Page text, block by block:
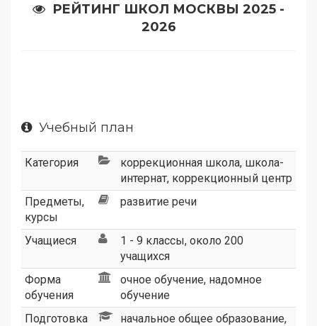
РЕЙТИНГ ШКОЛ МОСКВЫ 2025 -
2026
Учебный план
Категория коррекционная школа, школа-
интернат, коррекционный центр
Предметы,
курсы
развитие речи
Учащиеся
1 - 9 классы, около 200
учащихся
Форма
обучения
очное обучение, надомное
обучение
Подготовка
начальное общее образование,